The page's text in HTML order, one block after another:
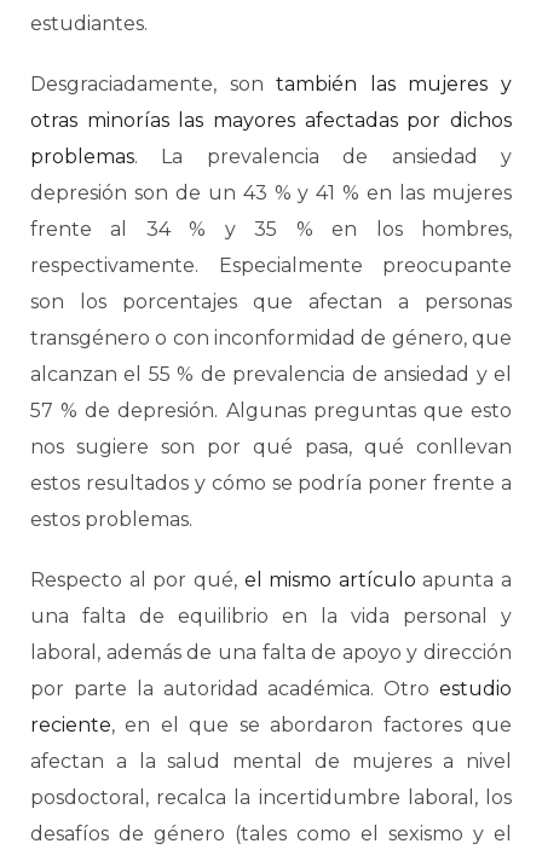
estudiantes.
Desgraciadamente, sontambién las mujeres y
otras minorías las mayores afectadas por dichos
problemas. La prevalencia de ansiedad y
depresión son de un 43 % y 41 % en las mujeres
frente al 34 % y 35 % en los hombres,
respectivamente. Especialmente preocupante
son los porcentajes que afectan a personas
transgénero o con inconformidad de género, que
alcanzan el 55 % de prevalencia de ansiedad y el
57 % de depresión. Algunas preguntas que esto
nos sugiere son por qué pasa, qué conllevan
estos resultados y cómo se podría poner frente a
estos problemas.
Respecto al por qué, el mismo artículo apunta a
una falta de equilibrio en la vida personal y
laboral, además de una falta de apoyo y dirección
por parte la autoridad académica. Otro estudio
reciente, en el que se abordaron factores que
afectan a la salud mental de mujeres a nivel
posdoctoral, recalca la incertidumbre laboral, los
desafíos de género (tales como el sexismo y el